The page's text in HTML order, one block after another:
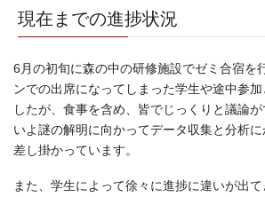
現在までの進捗状況
6月の初旬に森の中の研修施設でゼミ合宿を
ンでの出席になってしまった学生や途中参
したが、食事を含め、皆でじっくりと議論
いよ謎の解明に向かってデータ収集と分析
差し掛かっています。
また、学生によって徐々に進捗に違いが出